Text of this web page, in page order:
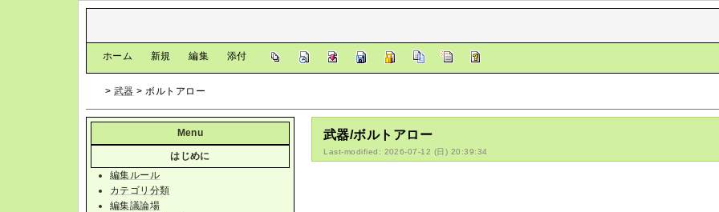
ホーム 新規 編集 添付
> 武器 > ボルトアロー
武器/ボルトアロー
Last-modified: 2026-07-12 (日) 20:39:34
Menu
はじめに
編集ルール
カテゴリ分類
編集議論場